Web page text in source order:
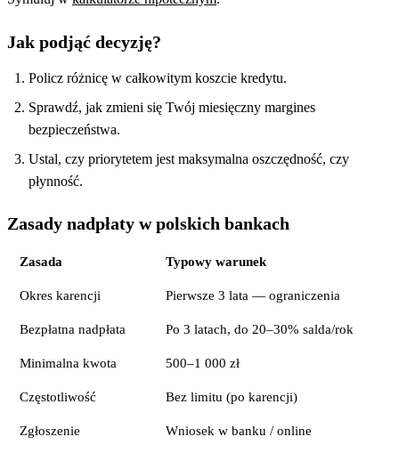
Jak podjąć decyzję?
Policz różnicę w całkowitym koszcie kredytu.
Sprawdź, jak zmieni się Twój miesięczny margines
bezpieczeństwa.
Ustal, czy priorytetem jest maksymalna oszczędność, czy
płynność.
Zasady nadpłaty w polskich bankach
Zasada Typowy warunek
Okres karencji Pierwsze 3 lata — ograniczenia
Bezpłatna nadpłata Po 3 latach, do 20–30% salda/rok
Minimalna kwota 500–1 000 zł
Częstotliwość Bez limitu (po karencji)
Zgłoszenie Wniosek w banku / online